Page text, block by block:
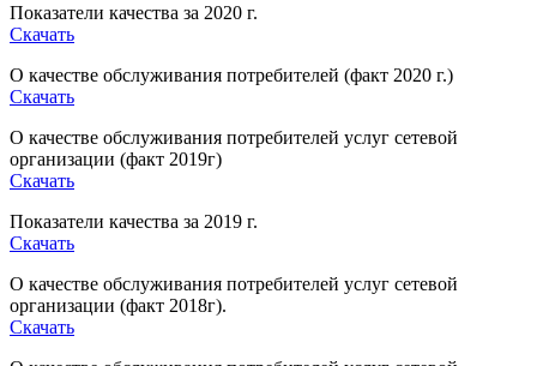
Показатели качества за 2020 г.
Скачать
О качестве обслуживания потребителей (факт 2020 г.)
Скачать
О качестве обслуживания потребителей услуг сетевой
организации (факт 2019г)
Скачать
Показатели качества за 2019 г.
Скачать
О качестве обслуживания потребителей услуг сетевой
организации (факт 2018г).
Скачать